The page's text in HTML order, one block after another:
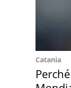
Catania